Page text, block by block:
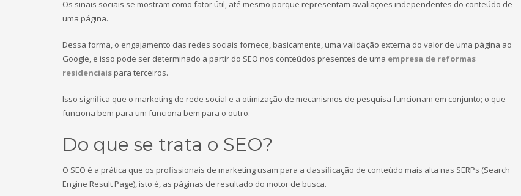
Os sinais sociais se mostram como fator útil, até mesmo porque representam avaliações independentes do conteúdo de
uma página.
Dessa forma, o engajamento das redes sociais fornece, basicamente, uma validação externa do valor de uma página ao
Google, e isso pode ser determinado a partir do SEO nos conteúdos presentes de uma empresa de reformas
residenciaispara terceiros.
Isso significa que o marketing de rede social e a otimização de mecanismos de pesquisa funcionam em conjunto; o que
funciona bem para um funciona bem para o outro.
Do que se trata o SEO?
O SEO é a prática que os profissionais de marketing usam para a classificação de conteúdo mais alta nas SERPs (Search
Engine Result Page), isto é, as páginas de resultado do motor de busca.